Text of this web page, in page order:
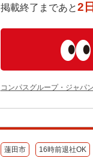
掲載終了まであと2日
コンパスグループ・ジャパ
蓮田市 16時前退社OK